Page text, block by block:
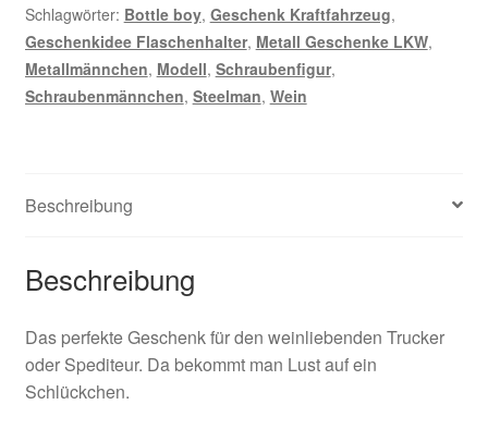
Schlagwörter: Bottle boy, Geschenk Kraftfahrzeug,
Geschenkidee Flaschenhalter, Metall Geschenke LKW,
Metallmännchen, Modell, Schraubenfigur,
Schraubenmännchen, Steelman, Wein
Beschreibung
Beschreibung
Das perfekte Geschenk für den weinliebenden Trucker
oder Spediteur. Da bekommt man Lust auf ein
Schlückchen.